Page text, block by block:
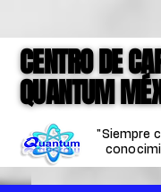
CENTRO DE
QUANTUM
CENTRO DE
QUANTUM
"Siempre